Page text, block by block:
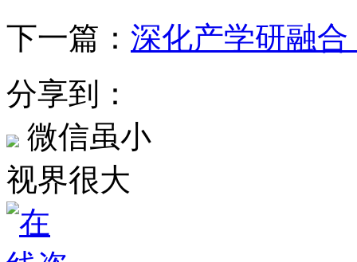
下一篇： 深化产学研融
分享到：
微信虽小
视界很大